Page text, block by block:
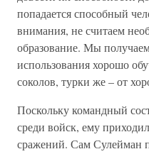
попадается способный
внимания, не считаем
образование. Мы
использования хорошо
соколов, турки же – от
Поскольку командный
среди войск, ему
сражений. Сам Сулейман